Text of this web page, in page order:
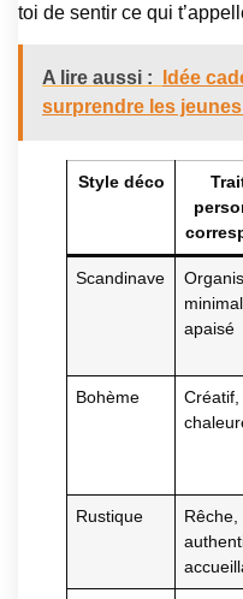
toi de sentir ce qui
A lire aussi :
Idée
surprendre les
Style déco
Scandinave
apaisé
Bohème
Créatif,
Rustique
Rêche,